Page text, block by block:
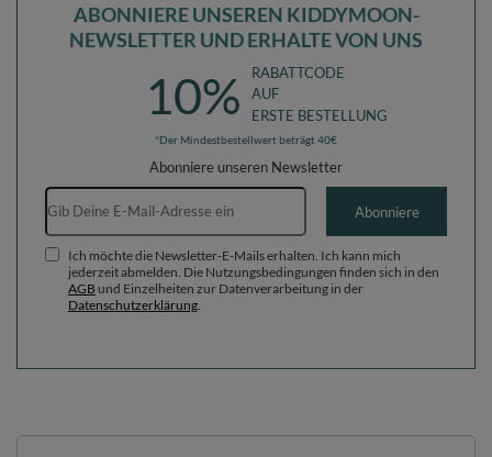
ABONNIERE UNSEREN KIDDYMOON-
NEWSLETTER UND ERHALTE VON UNS
10%
RABATTCODE
AUF
ERSTE BESTELLUNG
*Der Mindestbestellwert beträgt 40€
Abonniere unseren Newsletter
E-Mail-Adresse
Abonniere
Ich möchte die Newsletter-E-Mails erhalten. Ich kann mich
jederzeit abmelden. Die Nutzungsbedingungen finden sich in den
AGB und Einzelheiten zur Datenverarbeitung in der
Datenschutzerklärung